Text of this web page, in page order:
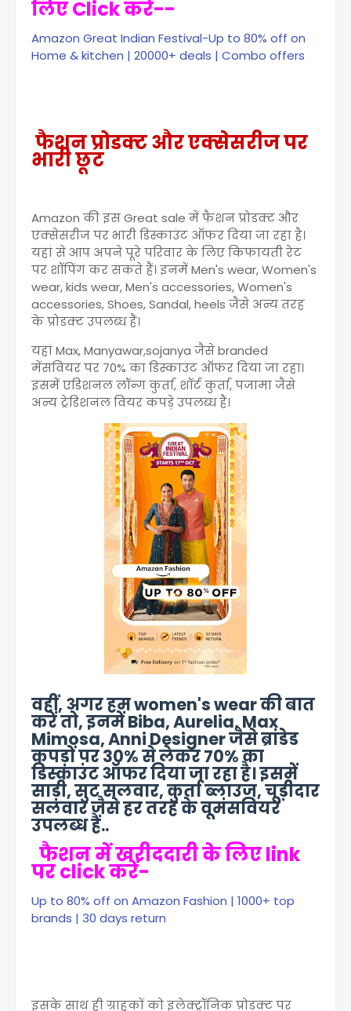
लिए Click करें--
Amazon Great Indian Festival-Up to 80% off on
Home & kitchen | 20000+ deals | Combo offers
फैशन प्रोडक्ट और एक्सेसरीज पर
भारी छूट
Amazon की इस Great sale में फैशन प्रोडक्ट और
एक्सेसरीज पर भारी डिस्काउंट ऑफर दिया जा रहा है।
यहां से आप अपने पूरे परिवार के लिए किफायती रेट
पर शॉपिंग कर सकते हैं। इनमें Men's wear, Women's
wear, kids wear, Men's accessories, Women's
accessories, Shoes, Sandal, heels जैसे अन्य तरह
के प्रोडक्ट उपलब्ध हैं।
यहां Max, Manyawar,sojanya जैसे branded
मेंसवियर पर 70% का डिस्काउंट ऑफर दिया जा रहा।
इसमें एडिशनल लॉन्ग कुर्ता, शॉर्ट कुर्ता, पजामा जैसे
अन्य ट्रेडिशनल वियर कपड़े उपलब्ध हैं।
वहीं, अगर हम women's wear की बात
करें तो, इनमें Biba, Aurelia, Max
Mimosa, Anni Designer जैसे ब्रांडेड
कपड़ों पर 30% से लेकर 70% का
डिस्काउंट ऑफर दिया जा रहा है। इसमें
साड़ी, सुट सलवार, कुर्ता ब्लाउज, चूड़ीदार
सलवार जैसे हर तरह के वूमंसवियर
उपलब्ध हैं..
फैशन में खरीददारी के लिए link
पर click करें-
Up to 80% off on Amazon Fashion | 1000+ top
brands | 30 days return
इसके साथ ही ग्राहकों को इलेक्ट्रॉनिक प्रोडक्ट पर